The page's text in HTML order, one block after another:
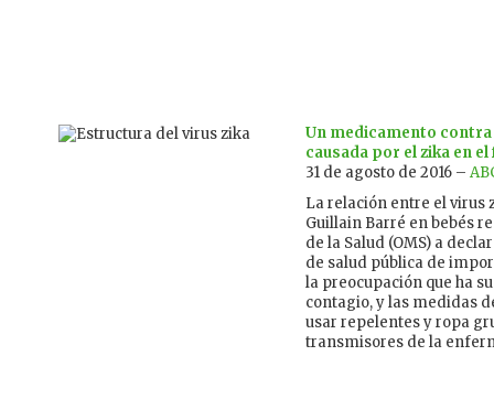
Un medicamento
causada por el zika en el
31 de agosto de 2016 –
La relación entre el virus
Guillain Barré en bebés
de la Salud (OMS) a
de salud pública de
la preocupación que ha
contagio, y las medidas
usar repelentes y ropa
transmisores de la